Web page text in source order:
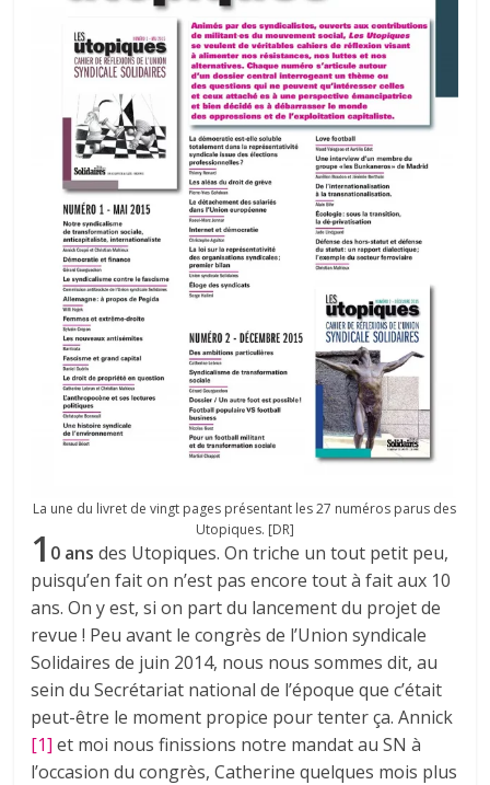
La une du livret de vingt pages présentant les 27 numéros parus des
Utopiques. [DR]
1 0 ans des Utopiques. On triche un tout petit peu,
puisqu’en fait on n’est pas encore tout à fait aux 10
ans. On y est, si on part du lancement du projet de
revue ! Peu avant le congrès de l’Union syndicale
Solidaires de juin 2014, nous nous sommes dit, au
sein du Secrétariat national de l’époque que c’était
peut-être le moment propice pour tenter ça. Annick
[1] et moi nous finissions notre mandat au SN à
l’occasion du congrès, Catherine quelques mois plus